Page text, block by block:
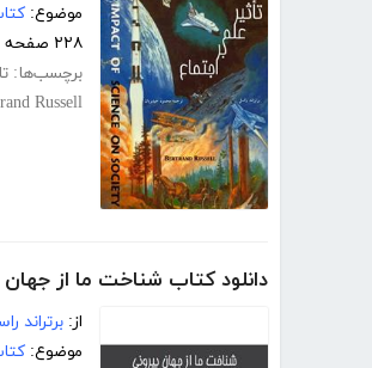
موضوع:
۲۲۸ صفحه
برچسب‌ها:
Russell
دانلود کتاب شناخت ما از جهان
از: برتراند
موضوع: